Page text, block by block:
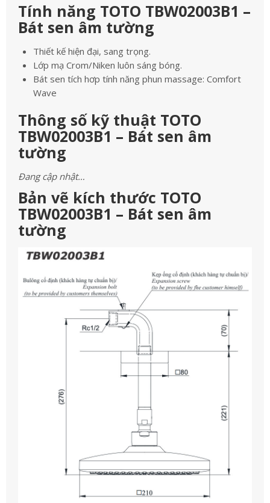
Tính năng TOTO TBW02003B1 –
Bát sen âm tường
Thiết kế hiện đại, sang trọng.
Lớp mạ Crom/Niken luôn sáng bóng.
Bát sen tích hơp tính năng phun massage: Comfort
Wave
Thông số kỹ thuật TOTO
TBW02003B1 – Bát sen âm
tường
Đang cập nhật…
Bản vẽ kích thước TOTO
TBW02003B1 – Bát sen âm
tường